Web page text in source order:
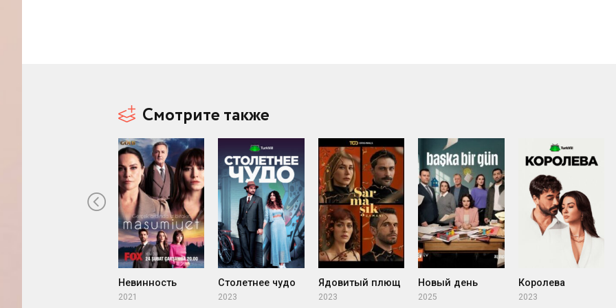
Смотрите также
Невинность
2021
Столетнее чудо
2023
Ядовитый плющ
2023
Новый день
2025
Королева
2023